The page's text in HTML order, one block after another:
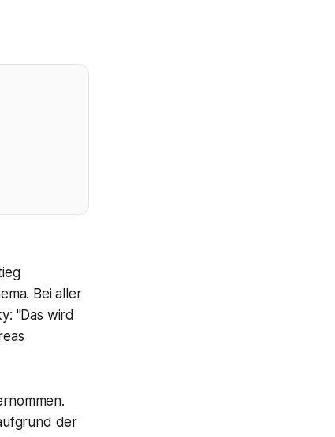
Bei aller
"Das wird
der